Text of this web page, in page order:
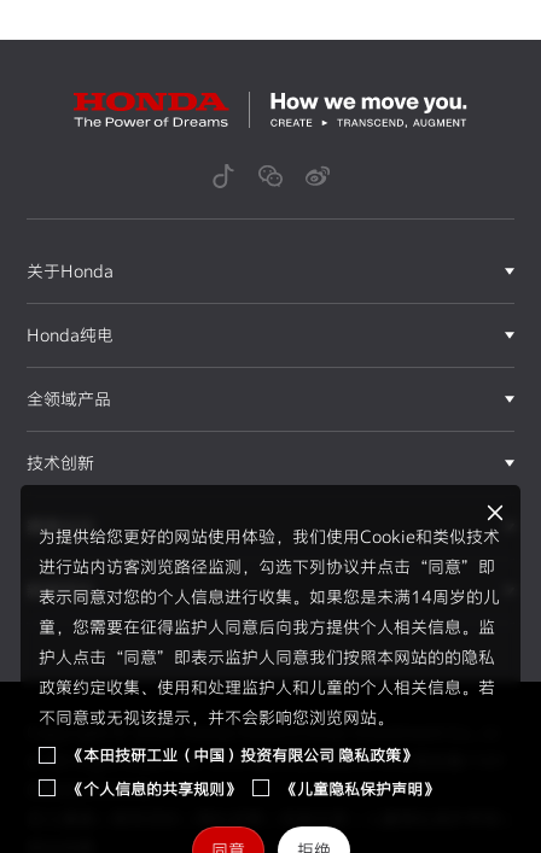
为提供给您更好的网站使用体验，我们使用Cookie和类似技术
进行站内访客浏览路径监测，勾选下列协议并点击“同意”即
表示同意对您的个人信息进行收集。如果您是未满14周岁的儿
童，您需要在征得监护人同意后向我方提供个人相关信息。监
护人点击“同意”即表示监护人同意我们按照本网站的的隐私
政策约定收集、使用和处理监护人和儿童的个人相关信息。若
不同意或无视该提示，并不会影响您浏览网站。
《本田技研工业（中国）投资有限公司 隐私政策》
《个人信息的共享规则》
《儿童隐私保护声明》
关于Honda
Honda纯电
全领域产品
技术创新
赛事运动
新闻资讯
Copyright © 2026 Honda Motor(China) Investment Co., Lt
d. All Right Reserved.京ICP备05023886号 京公网安备1101
0502034595号
F1®赛事